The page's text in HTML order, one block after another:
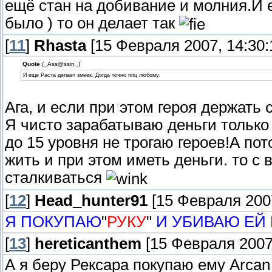
ещё стан на добивание и молния.И
было ) то он делает так
[11] Rhasta[15 Февраля 2007,
Quote(_Ass@ssin_)
И еще Раста делает змеек. Догда точно ппц любому.
Ага, и если при этом героя держать
Я чисто зарабатываю деньги
до 15 уровня не трогаю героев!А
жить и при этом иметь деньги. то
сталкиваться
[12] Head_hunter91 [15 Февраля
Я ПОКУПАЮ"РУКУ" И УБИВАЮ ЕЙ
[13] hereticanthem [15 Февраля
А я беру Рексара покупаю ему